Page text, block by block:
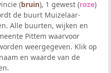
(bruin), 1 gewest (roze)
de buurt Muizelaar-
Alle buurten, wijken en
Pittem waarvoor
weergegeven. Klik op
en waarde van de